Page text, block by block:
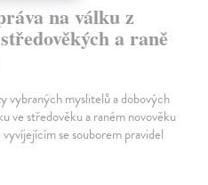
na válku z
a raně
vybraných myslitelů a dobových
ve středověku a raném novověku
se souborem pravidel